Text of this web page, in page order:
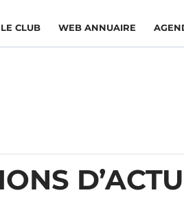
LE CLUB WEB ANNUAIRE
D’ACTU